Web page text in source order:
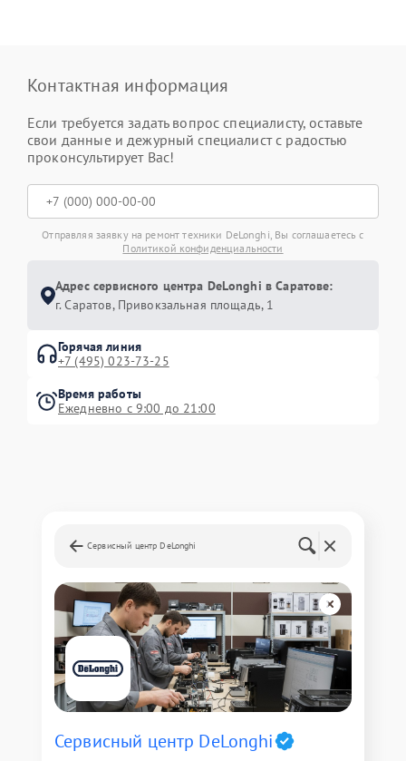
Контактная информация
Если требуется задать вопрос специалисту, оставьте
свои данные и дежурный специалист с радостью
проконсультирует Вас!
Отправляя заявку на ремонт техники DeLonghi, Вы соглашаетесь с
Политикой конфиденциальности
Адрес сервисного центра DeLonghi в Саратове:
г. Саратов, Привокзальная площадь, 1
Горячая линия
+7 (495) 023-73-25
Время работы
Ежедневно с 9:00 до 21:00
Сервисный центр DeLonghi
Сервисный центр DeLonghi